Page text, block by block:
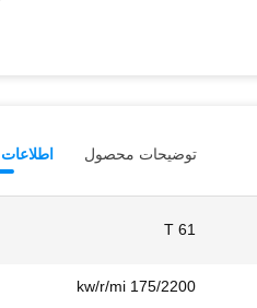
توضیحات محصول
61 T
175/2200 kw/r/mi